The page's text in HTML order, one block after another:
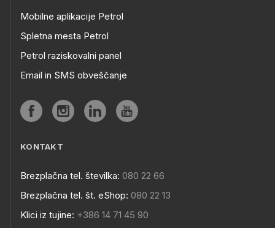
Mobilne aplikacije Petrol
Spletna mesta Petrol
Petrol raziskovalni panel
Email in SMS obveščanje
KONTAKT
Brezplačna tel. številka: 080 22 66
Brezplačna tel. št. eShop: 080 22 13
Klici iz tujine: +386 14 71 45 90